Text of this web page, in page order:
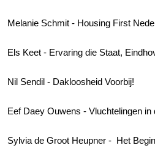
Melanie Schmit - Housing First
Els Keet - Ervaring die Staat,
Nil Sendil - Dakloosheid Voorbij!
Eef Daey Ouwens - Vluchtelingen in
Sylvia de Groot Heupner - Het